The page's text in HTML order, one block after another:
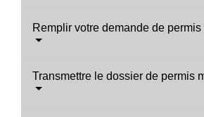
Remplir votre demande de
Transmettre le dossier de permis